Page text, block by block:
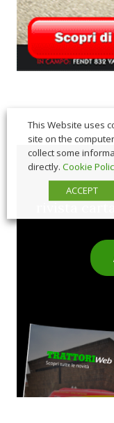
Sfoglia
rivista
This Website uses
site on the
collect some
directly. Cookie
ACCEPT